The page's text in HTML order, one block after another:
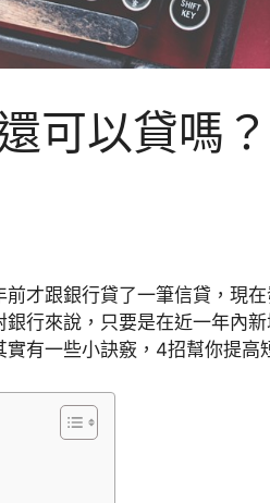
可以貸嗎
前才跟銀行貸了一筆信貸，現
銀行來說，只要是在近一年內
有一些小訣竅，4招幫你提高